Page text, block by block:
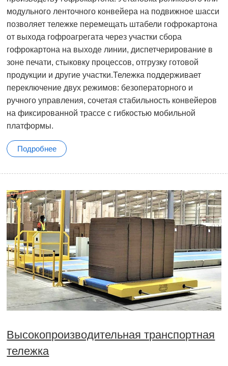
модульного ленточного конвейера на подвижное шасси
позволяет тележке перемещать штабели гофрокартона
от выхода гофроагрегата через участки сбора
гофрокартона на выходе линии, диспетчерирование в
зоне печати, стыковку процессов, отгрузку готовой
продукции и другие участки.Тележка поддерживает
переключение двух режимов: безоператорного и
ручного управления, сочетая стабильность конвейеров
на фиксированной трассе с гибкостью мобильной
платформы.
Подробнее
Высокопроизводительная транспортная
тележка